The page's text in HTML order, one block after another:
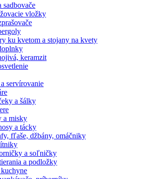
sadbovače
vložky
ku kvetom a stojany na kvety
keramzit
servírovanie
a šálky
a misky
a tácky
fľaše, džbány, omáčniky
a soľničky
a podložky